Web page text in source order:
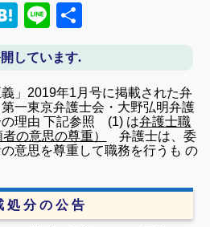
Hatena
Line
有
しています.
」 2019年1 月号に掲載された弁
一東京弁護士会・大野弘明弁護
の理由 下記参照 (1) は弁護士職
者の意思の尊重）
弁護士は、委
意思を尊重して職務を行うも の
処 分 の 公 告